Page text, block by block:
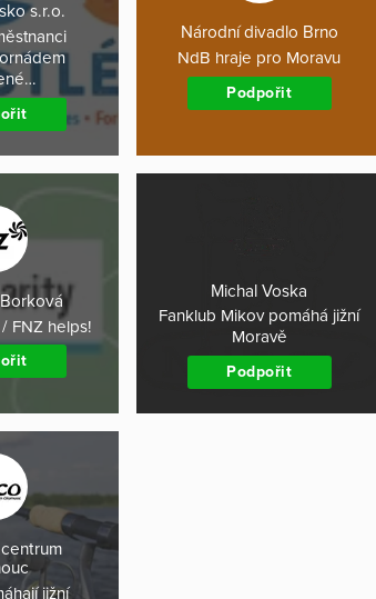
s.r.o.
Národní divadlo Brno
NdB hraje pro Moravu
Podpořit
FNZ helps!
Michal Voska
Fanklub Mikov pomáhá jižní
Moravě
Podpořit
jižní